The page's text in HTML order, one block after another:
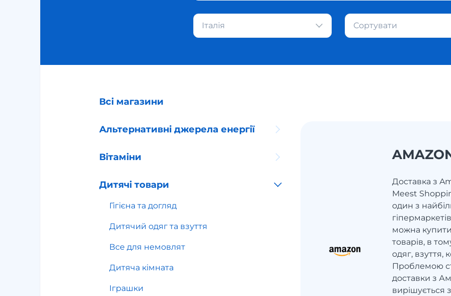
Італія Сортувати
Всі магазини
Альтернативні джерела енергії
Вітаміни
Дитячі товари
Гігієна та догляд
Дитячий одяг та взуття
Все для немовлят
Дитяча кімната
Іграшки
Доставка з
Meest
один з
можна купити
товарів, в
одяг, взуття,
Проблемою
доставки з
вирішується